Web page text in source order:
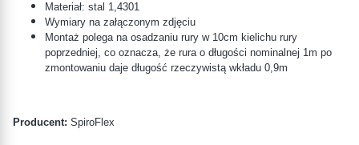
Materiał: stal 1,4301
Wymiary na załączonym zdjęciu
Montaż polega na osadzaniu rury w 10cm kielichu rury
poprzedniej, co oznacza, że rura o długości nominalnej 1m po
zmontowaniu daje długość rzeczywistą wkładu 0,9m
Producent: SpiroFlex